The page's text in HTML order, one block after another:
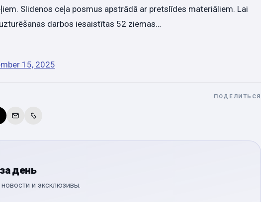
Slidenos ceļa posmus apstrādā ar pretslīdes materiāliem. Lai
darbos iesaistītas 52 ziemas…
15, 2025
ПОДЕЛИТЬСЯ
день
и эксклюзивы.